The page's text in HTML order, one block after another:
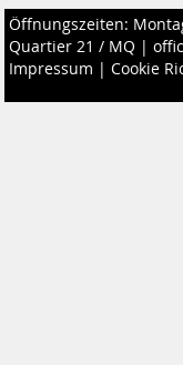
Öffnungszeiten:
Quartier 21 / MQ |
Impressum | Cookie